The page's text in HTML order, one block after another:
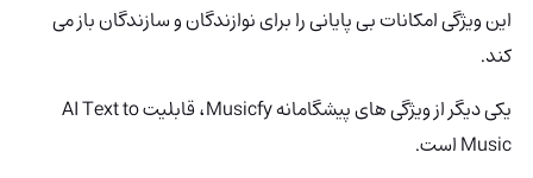
این ویژگی امکانات بی پایانی را برای نوازندگان و سازندگان باز می
کند.
یکی دیگر از ویژگی های پیشگامانه Musicfy، قابلیت AI Text to
Music است.